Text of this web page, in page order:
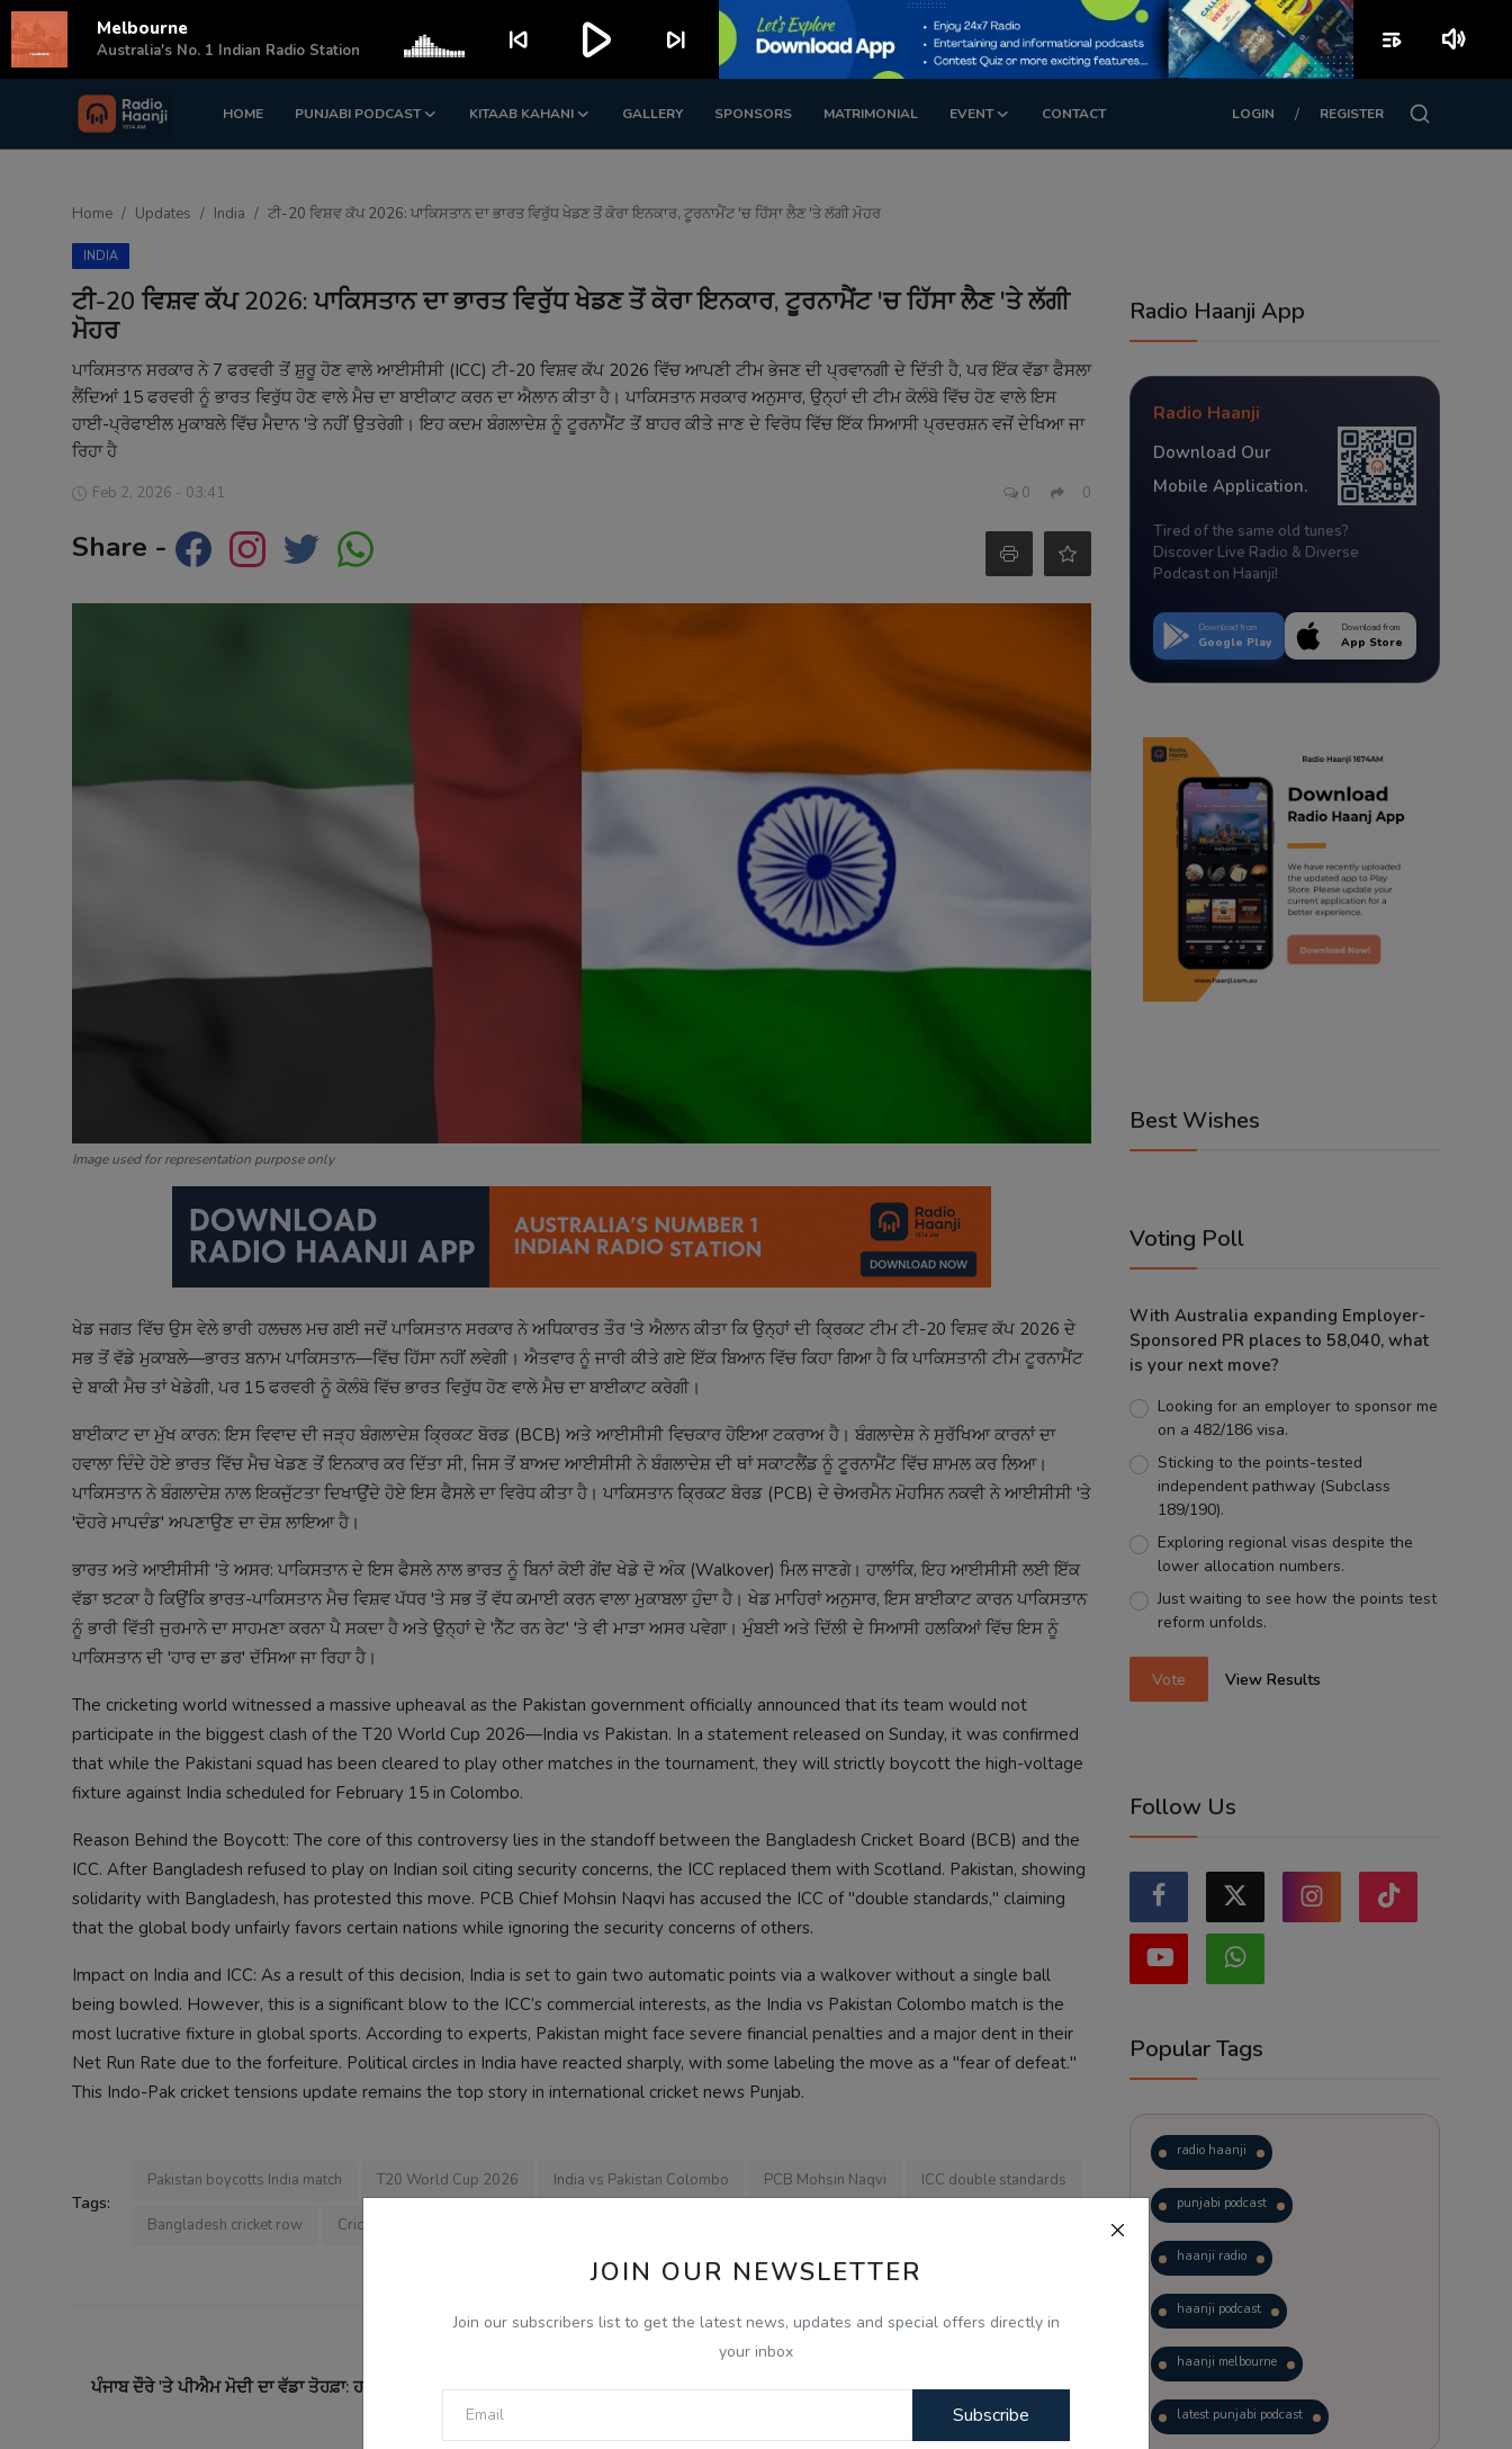
HOME PUNJABI PODCAST KITAAB KAHANI GALLERY SPONSORS MATRIMONIAL EVENT CONTACT LOGIN / REGISTER
Login Register
Punjabi Podcast
Kitaab Kahani
Sponsors
Matrimonial
Contact
JOIN OUR NEWSLETTER
Join our subscribers list to get the latest news, updates and special offers directly in
your inbox
Subscribe
Home Updates India ਟੀ-20 ਵਿਸ਼ਵ ਕੱਪ 2026: ਪਾਕਿਸਤਾਨ ਦਾ ਭਾਰਤ ਵਿਰੁੱਧ ਖੇਡਣ ਤੋਂ ਕੋਰਾ ਇਨਕਾਰ, ਟੂਰਨਾਮੈਂਟ 'ਚ ਹਿੱਸਾ ਲੈਣ 'ਤੇ ਲੱਗੀ ਮੋਹਰ
INDIA
ਟੀ-20 ਵਿਸ਼ਵ ਕੱਪ 2026: ਪਾਕਿਸਤਾਨ ਦਾ ਭਾਰਤ ਵਿਰੁੱਧ ਖੇਡਣ ਤੋਂ ਕੋਰਾ ਇਨਕਾਰ, ਟੂਰਨਾਮੈਂਟ 'ਚ ਹਿੱਸਾ ਲੈਣ 'ਤੇ ਲੱਗੀ
ਮੋਹਰ
ਪਾਕਿਸਤਾਨ ਸਰਕਾਰ ਨੇ 7 ਫਰਵਰੀ ਤੋਂ ਸ਼ੁਰੂ ਹੋਣ ਵਾਲੇ ਆਈਸੀਸੀ (ICC) ਟੀ-20 ਵਿਸ਼ਵ ਕੱਪ 2026 ਵਿੱਚ ਆਪਣੀ ਟੀਮ ਭੇਜਣ ਦੀ ਪ੍ਰਵਾਨਗੀ ਦੇ ਦਿੱਤੀ ਹੈ, ਪਰ ਇੱਕ ਵੱਡਾ ਫੈਸਲਾ
ਲੈਂਦਿਆਂ 15 ਫਰਵਰੀ ਨੂੰ ਭਾਰਤ ਵਿਰੁੱਧ ਹੋਣ ਵਾਲੇ ਮੈਚ ਦਾ ਬਾਈਕਾਟ ਕਰਨ ਦਾ ਐਲਾਨ ਕੀਤਾ ਹੈ। ਪਾਕਿਸਤਾਨ ਸਰਕਾਰ ਅਨੁਸਾਰ, ਉਨ੍ਹਾਂ ਦੀ ਟੀਮ ਕੋਲੰਬੋ ਵਿੱਚ ਹੋਣ ਵਾਲੇ ਇਸ
ਹਾਈ-ਪ੍ਰੋਫਾਈਲ ਮੁਕਾਬਲੇ ਵਿੱਚ ਮੈਦਾਨ 'ਤੇ ਨਹੀਂ ਉਤਰੇਗੀ। ਇਹ ਕਦਮ ਬੰਗਲਾਦੇਸ਼ ਨੂੰ ਟੂਰਨਾਮੈਂਟ ਤੋਂ ਬਾਹਰ ਕੀਤੇ ਜਾਣ ਦੇ ਵਿਰੋਧ ਵਿੱਚ ਇੱਕ ਸਿਆਸੀ ਪ੍ਰਦਰਸ਼ਨ ਵਜੋਂ ਦੇਖਿਆ ਜਾ
ਰਿਹਾ ਹੈ
Feb 2, 2026 - 03:41 0 0
Share -
Image used for representation purpose only
ਖੇਡ ਜਗਤ ਵਿੱਚ ਉਸ ਵੇਲੇ ਭਾਰੀ ਹਲਚਲ ਮਚ ਗਈ ਜਦੋਂ ਪਾਕਿਸਤਾਨ ਸਰਕਾਰ ਨੇ ਅਧਿਕਾਰਤ ਤੌਰ 'ਤੇ ਐਲਾਨ ਕੀਤਾ ਕਿ ਉਨ੍ਹਾਂ ਦੀ ਕ੍ਰਿਕਟ ਟੀਮ ਟੀ-20 ਵਿਸ਼ਵ ਕੱਪ 2026 ਦੇ
ਸਭ ਤੋਂ ਵੱਡੇ ਮੁਕਾਬਲੇ—ਭਾਰਤ ਬਨਾਮ ਪਾਕਿਸਤਾਨ—ਵਿੱਚ ਹਿੱਸਾ ਨਹੀਂ ਲਵੇਗੀ। ਐਤਵਾਰ ਨੂੰ ਜਾਰੀ ਕੀਤੇ ਗਏ ਇੱਕ ਬਿਆਨ ਵਿੱਚ ਕਿਹਾ ਗਿਆ ਹੈ ਕਿ ਪਾਕਿਸਤਾਨੀ ਟੀਮ ਟੂਰਨਾਮੈਂਟ
ਦੇ ਬਾਕੀ ਮੈਚ ਤਾਂ ਖੇਡੇਗੀ, ਪਰ 15 ਫਰਵਰੀ ਨੂੰ ਕੋਲੰਬੋ ਵਿੱਚ ਭਾਰਤ ਵਿਰੁੱਧ ਹੋਣ ਵਾਲੇ ਮੈਚ ਦਾ ਬਾਈਕਾਟ ਕਰੇਗੀ।
ਬਾਈਕਾਟ ਦਾ ਮੁੱਖ ਕਾਰਨ: ਇਸ ਵਿਵਾਦ ਦੀ ਜੜ੍ਹ ਬੰਗਲਾਦੇਸ਼ ਕ੍ਰਿਕਟ ਬੋਰਡ (BCB) ਅਤੇ ਆਈਸੀਸੀ ਵਿਚਕਾਰ ਹੋਇਆ ਟਕਰਾਅ ਹੈ। ਬੰਗਲਾਦੇਸ਼ ਨੇ ਸੁਰੱਖਿਆ ਕਾਰਨਾਂ ਦਾ
ਹਵਾਲਾ ਦਿੰਦੇ ਹੋਏ ਭਾਰਤ ਵਿੱਚ ਮੈਚ ਖੇਡਣ ਤੋਂ ਇਨਕਾਰ ਕਰ ਦਿੱਤਾ ਸੀ, ਜਿਸ ਤੋਂ ਬਾਅਦ ਆਈਸੀਸੀ ਨੇ ਬੰਗਲਾਦੇਸ਼ ਦੀ ਥਾਂ ਸਕਾਟਲੈਂਡ ਨੂੰ ਟੂਰਨਾਮੈਂਟ ਵਿੱਚ ਸ਼ਾਮਲ ਕਰ ਲਿਆ।
ਪਾਕਿਸਤਾਨ ਨੇ ਬੰਗਲਾਦੇਸ਼ ਨਾਲ ਇਕਜੁੱਟਤਾ ਦਿਖਾਉਂਦੇ ਹੋਏ ਇਸ ਫੈਸਲੇ ਦਾ ਵਿਰੋਧ ਕੀਤਾ ਹੈ। ਪਾਕਿਸਤਾਨ ਕ੍ਰਿਕਟ ਬੋਰਡ (PCB) ਦੇ ਚੇਅਰਮੈਨ ਮੋਹਸਿਨ ਨਕਵੀ ਨੇ ਆਈਸੀਸੀ 'ਤੇ
'ਦੋਹਰੇ ਮਾਪਦੰਡ' ਅਪਣਾਉਣ ਦਾ ਦੋਸ਼ ਲਾਇਆ ਹੈ।
ਭਾਰਤ ਅਤੇ ਆਈਸੀਸੀ 'ਤੇ ਅਸਰ: ਪਾਕਿਸਤਾਨ ਦੇ ਇਸ ਫੈਸਲੇ ਨਾਲ ਭਾਰਤ ਨੂੰ ਬਿਨਾਂ ਕੋਈ ਗੇਂਦ ਖੇਡੇ ਦੋ ਅੰਕ (Walkover) ਮਿਲ ਜਾਣਗੇ। ਹਾਲਾਂਕਿ, ਇਹ ਆਈਸੀਸੀ ਲਈ ਇੱਕ
ਵੱਡਾ ਝਟਕਾ ਹੈ ਕਿਉਂਕਿ ਭਾਰਤ-ਪਾਕਿਸਤਾਨ ਮੈਚ ਵਿਸ਼ਵ ਪੱਧਰ 'ਤੇ ਸਭ ਤੋਂ ਵੱਧ ਕਮਾਈ ਕਰਨ ਵਾਲਾ ਮੁਕਾਬਲਾ ਹੁੰਦਾ ਹੈ। ਖੇਡ ਮਾਹਿਰਾਂ ਅਨੁਸਾਰ, ਇਸ ਬਾਈਕਾਟ ਕਾਰਨ ਪਾਕਿਸਤਾਨ
ਨੂੰ ਭਾਰੀ ਵਿੱਤੀ ਜੁਰਮਾਨੇ ਦਾ ਸਾਹਮਣਾ ਕਰਨਾ ਪੈ ਸਕਦਾ ਹੈ ਅਤੇ ਉਨ੍ਹਾਂ ਦੇ 'ਨੈੱਟ ਰਨ ਰੇਟ' 'ਤੇ ਵੀ ਮਾੜਾ ਅਸਰ ਪਵੇਗਾ। ਮੁੰਬਈ ਅਤੇ ਦਿੱਲੀ ਦੇ ਸਿਆਸੀ ਹਲਕਿਆਂ ਵਿੱਚ ਇਸ ਨੂੰ
ਪਾਕਿਸਤਾਨ ਦੀ 'ਹਾਰ ਦਾ ਡਰ' ਦੱਸਿਆ ਜਾ ਰਿਹਾ ਹੈ।
The cricketing world witnessed a massive upheaval as the Pakistan government officially announced that its team would not
participate in the biggest clash of the T20 World Cup 2026—India vs Pakistan. In a statement released on Sunday, it was confirmed
that while the Pakistani squad has been cleared to play other matches in the tournament, they will strictly boycott the high-voltage
fixture against India scheduled for February 15 in Colombo.
Reason Behind the Boycott: The core of this controversy lies in the standoff between the Bangladesh Cricket Board (BCB) and the
ICC. After Bangladesh refused to play on Indian soil citing security concerns, the ICC replaced them with Scotland. Pakistan, showing
solidarity with Bangladesh, has protested this move. PCB Chief Mohsin Naqvi has accused the ICC of "double standards," claiming
that the global body unfairly favors certain nations while ignoring the security concerns of others.
Impact on India and ICC: As a result of this decision, India is set to gain two automatic points via a walkover without a single ball
being bowled. However, this is a significant blow to the ICC’s commercial interests, as the India vs Pakistan Colombo match is the
most lucrative fixture in global sports. According to experts, Pakistan might face severe financial penalties and a major dent in their
Net Run Rate due to the forfeiture. Political circles in India have reacted sharply, with some labeling the move as a "fear of defeat."
This Indo-Pak cricket tensions update remains the top story in international cricket news Punjab.
Tags:
Pakistan boycotts India match T20 World Cup 2026 India vs Pakistan Colombo PCB Mohsin Naqvi ICC double standards
Bangladesh cricket row Cricket news Punjab
ਪੰਜਾਬ ਦੌਰੇ 'ਤੇ ਪੀਐਮ ਮੋਦੀ ਦਾ ਵੱਡਾ ਤੋਹਫ਼ਾ: ਹਲਵਾਰਾ ਏਅਰਪੋਰਟ ਦਾ ਉਦਘਾਟਨ,
ਆਦਮਪੁਰ ਹਵਾਈ ਅ...
Gen-Z ਸਾਡੀ ਪੀੜ੍ਹੀ ਨਾਲੋਂ ਵੱਧ ਇਮਾਨਦਾਰ ਅਤੇ ਦੇਸ਼ ਭਗਤ: ਮੋਹਨ ਭਾਗਵਤ ਦਾ
Radio Haanji App
Radio Haanji
Download Our
Mobile Application.
Tired of the same old tunes?
Discover Live Radio & Diverse
Podcast on Haanji!
Download from
Google Play
Download from
App Store
Best Wishes
Voting Poll
With Australia expanding Employer-
Sponsored PR places to 58,040, what
is your next move?
Looking for an employer to sponsor me
on a 482/186 visa.
Sticking to the points-tested
independent pathway (Subclass
189/190).
Exploring regional visas despite the
lower allocation numbers.
Just waiting to see how the points test
reform unfolds.
Vote View Results
Follow Us
Popular Tags
radio haanji
punjabi podcast
haanji radio
haanji podcast
haanji melbourne
latest punjabi podcast
Melbourne
Australia's No. 1 Indian Radio Station skip_previous play_arrow skip_next playlist_play volume_up